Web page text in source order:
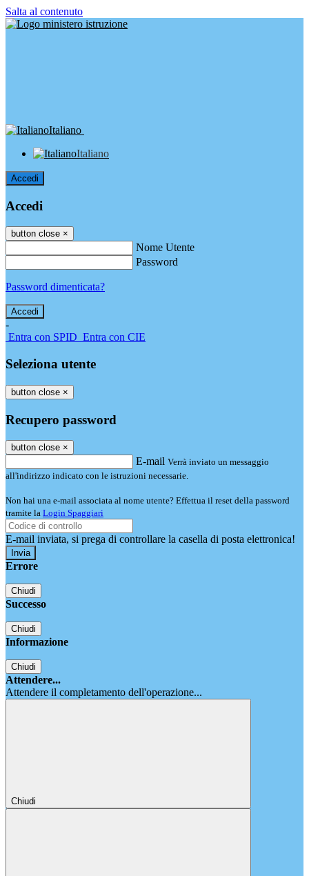
Salta al contenuto
Italiano
Italiano
Accedi
Accedi
button close ×
Nome Utente
Password
Password dimenticata?
-
Entra con SPID Entra con CIE
Seleziona utente
button close ×
Recupero password
button close ×
E-mail Verrà inviato un messaggio
all'indirizzo indicato con le istruzioni necessarie.
Non hai una e-mail associata al nome utente? Effettua il reset della password
tramite la Login Spaggiari
E-mail inviata, si prega di controllare la casella di posta elettronica!
Errore
Chiudi
Successo
Chiudi
Informazione
Chiudi
Attendere...
Attendere il completamento dell'operazione...
Chiudi